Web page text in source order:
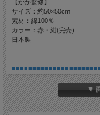
【かが監修】
サイズ：約50×50cm
素材：綿100％
カラー：赤・紺(完売)
日本製
『加賀友禅ハンカチ(護衛艦か
▼